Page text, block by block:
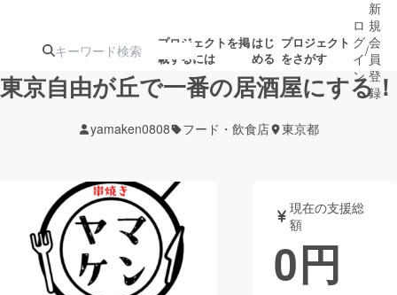
プロジェクトを掲
載するには
はじ
める
プロジェクト
をさがす
アート・写真
テクノロジー・ガジェット ゲーム・サ
ロ
グ
イ
ン
/
新
規
会
員
登
録
東京自由が丘で一番の居酒屋にする！
yamaken0808 フード・飲食店 東京都
現在の支援総
額
0円